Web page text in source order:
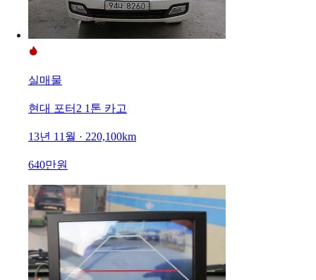
실매물
현대 포터2 1톤 카고
13년 11월 · 220,100km
640만원